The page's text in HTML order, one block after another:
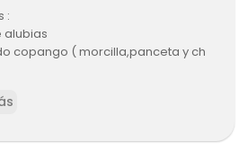
:
alubias
copango ( morcilla,panceta y ch
ajo
virgen extra